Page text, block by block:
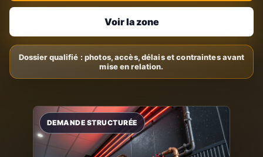
Voir la zone